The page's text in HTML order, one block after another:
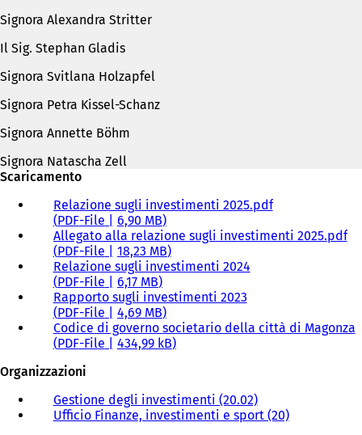
Signora Alexandra Stritter
Il Sig. Stephan Gladis
Signora Svitlana Holzapfel
Signora Petra Kissel-Schanz
Signora Annette Böhm
Signora Natascha Zell
Scaricamento
Relazione sugli investimenti 2025.pdf
PDF-File
6,90 MB
Allegato alla relazione sugli investimenti 2025.pdf
PDF-File
18,23 MB
Relazione sugli investimenti 2024
PDF-File
6,17 MB
Rapporto sugli investimenti 2023
PDF-File
4,69 MB
Codice di governo societario della città di Magonza
PDF-File
434,99 kB
Organizzazioni
Gestione degli investimenti (20.02)
Ufficio Finanze, investimenti e sport (20)